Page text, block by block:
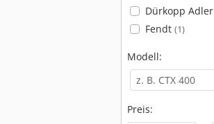
Dürkopp Adler
Fendt (1)
Modell:
Preis: